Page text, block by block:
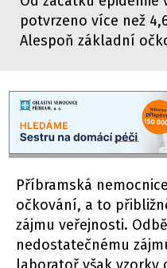
potvrzeno více než
Alespoň základní
Příbramská
očkování, a to
zájmu veřejnosti.
nedostatečnému